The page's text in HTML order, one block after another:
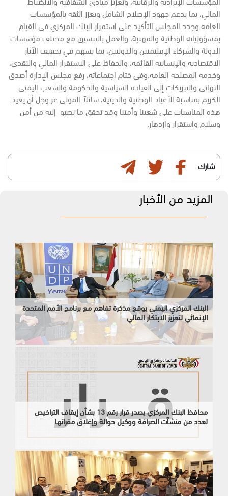
المالي، بما يدعم جهود الإصلاح الشامل ويعزز الثقة بالمؤسسات
العامة.وجدد المجلس التأكيد على استمرار البنك المركزي في القيام
بمسؤولياته الوطنية والمهنية، والعمل بالتنسيق مع مختلف مؤسسات
الدولة والشركاء الإقليميين والدوليين، بما يسهم في تخفيف الآثار
الاقتصادية والإنسانية القائمة، والحفاظ على الاستقرار المالي والنقدي،
وخدمة المصلحة العامة.وفي ختام اجتماعاته، رفع مجلس الإدارة أصدق
التهاني والتبريكات إلى القيادة السياسية والحكومة والشعب اليمني
الكريم بمناسبة الأعياد الوطنية والدينية، سائلاً المولى عز وجل أن يعيد
هذه المناسبات على شعبنا وأمتنا وقد تحقق ما نصبو إليه من أمن
وسلام واستقرار وازدهار.
شارك
المزيد من الأخبار
البنك المركزي اليمني يوقع مذكرة تفاهم مع برنامج الأمم المتحدة
الإنمائي لتعزيز الابتكار المالي
محافظ البنك المركزي يصدر قرار رقم 13 بشأن إيقاف التراخيص
لعدد من منشآت الصرافة ووكيل حوالة وإغلاق مقراتها